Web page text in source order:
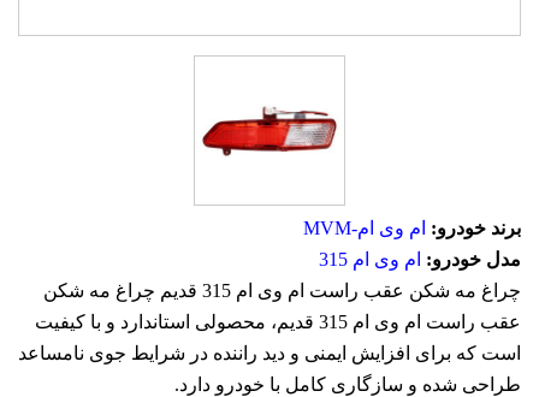
برند خودرو: ام وی ام-MVM
مدل خودرو: ام وی ام 315
چراغ مه شکن عقب راست ام وی ام 315 قدیم چراغ مه شکن
عقب راست ام وی ام 315 قدیم، محصولی استاندارد و با کیفیت
است که برای افزایش ایمنی و دید راننده در شرایط جوی نامساعد
طراحی شده و سازگاری کامل با خودرو دارد.